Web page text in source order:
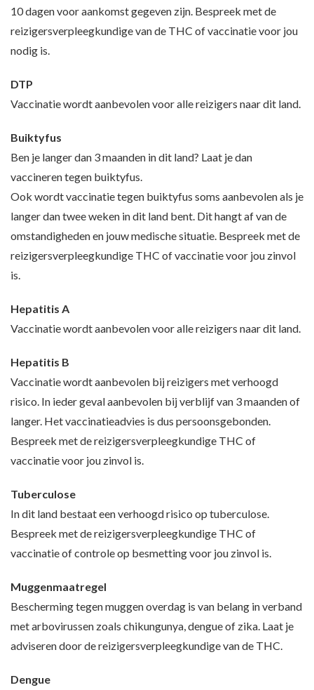
10 dagen voor aankomst gegeven zijn. Bespreek met de
reizigersverpleegkundige van de THC of vaccinatie voor jou
nodig is.
DTP
Vaccinatie wordt aanbevolen voor alle reizigers naar dit land.
Buiktyfus
Ben je langer dan 3 maanden in dit land? Laat je dan
vaccineren tegen buiktyfus.
Ook wordt vaccinatie tegen buiktyfus soms aanbevolen als je
langer dan twee weken in dit land bent. Dit hangt af van de
omstandigheden en jouw medische situatie. Bespreek met de
reizigersverpleegkundige THC of vaccinatie voor jou zinvol
is.
Hepatitis A
Vaccinatie wordt aanbevolen voor alle reizigers naar dit land.
Hepatitis B
Vaccinatie wordt aanbevolen bij reizigers met verhoogd
risico. In ieder geval aanbevolen bij verblijf van 3 maanden of
langer. Het vaccinatieadvies is dus persoonsgebonden.
Bespreek met de reizigersverpleegkundige THC of
vaccinatie voor jou zinvol is.
Tuberculose
In dit land bestaat een verhoogd risico op tuberculose.
Bespreek met de reizigersverpleegkundige THC of
vaccinatie of controle op besmetting voor jou zinvol is.
Muggenmaatregel
Bescherming tegen muggen overdag is van belang in verband
met arbovirussen zoals chikungunya, dengue of zika. Laat je
adviseren door de reizigersverpleegkundige van de THC.
Dengue